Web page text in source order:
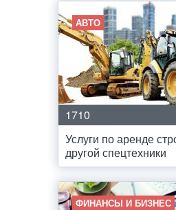
АВТО
1710
Услуги по аренде
другой спецтехники
ФИНАНСЫ И БИЗНЕС